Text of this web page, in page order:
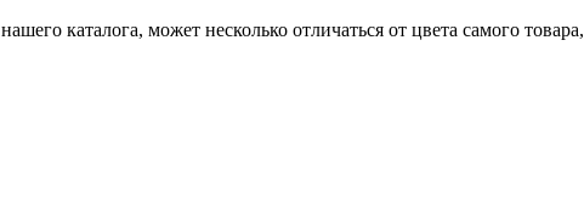
каталога, может несколько отличаться от цвета самого товара,